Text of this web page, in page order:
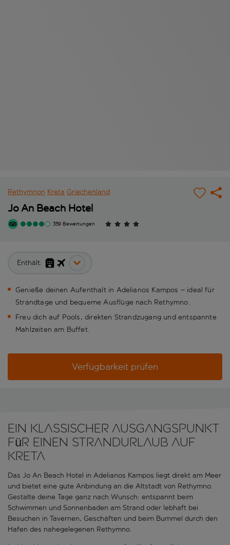
Rethymnon Kreta Griechenland
Jo An Beach Hotel
359 Bewertungen
Enthält:
Genieße deinen Aufenthalt in Adelianos Kampos – ideal für
Strandtage und bequeme Ausflüge nach Rethymno.
Freu dich auf Pools, direkten Strandzugang und entspannte
Mahlzeiten am Buffet.
Verfügbarkeit prüfen
Ein klassischer Ausgangspunkt
für einen Strandurlaub auf
Kreta
Das Jo An Beach Hotel in Adelianos Kampos liegt direkt am Meer
und bietet eine gute Anbindung an die Altstadt von Rethymno.
Gestalte deine Tage ganz nach Wunsch: entspannt beim
Schwimmen und Sonnenbaden am Strand oder lebhaft bei
Besuchen in Tavernen, Geschäften und beim Bummel durch den
Hafen des nahegelegenen Rethymno.